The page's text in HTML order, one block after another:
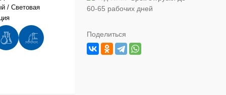
/ Световая
60-65 рабочих дней
Поделиться